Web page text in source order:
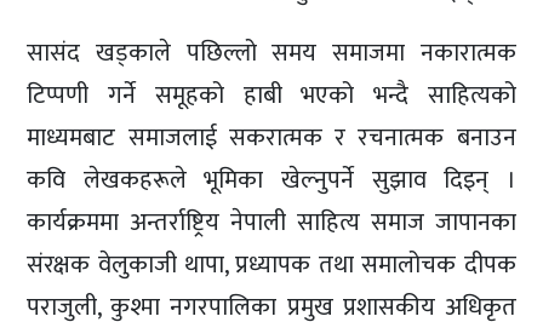
सासंद खड्काले पछिल्लो समय समाजमा नकारात्मक
टिप्पणी गर्ने समूहको हाबी भएको भन्दै साहित्यको
माध्यमबाट समाजलाई सकरात्मक र रचनात्मक बनाउन
कवि लेखकहरूले भूमिका खेल्नुपर्ने सुझाव दिइन् ।
कार्यक्रममा अन्तर्राष्ट्रिय नेपाली साहित्य समाज जापानका
संरक्षक वेलुकाजी थापा, प्रध्यापक तथा समालोचक दीपक
पराजुली, कुश्मा नगरपालिका प्रमुख प्रशासकीय अधिकृत